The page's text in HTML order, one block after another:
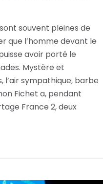
souvent pleines de
que l’homme devant le
avoir porté le
Mystère et
l’air sympathique, barbe
Fichet a, pendant
France 2, deux